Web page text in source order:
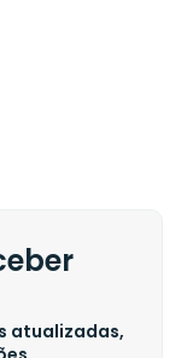
atualizadas,